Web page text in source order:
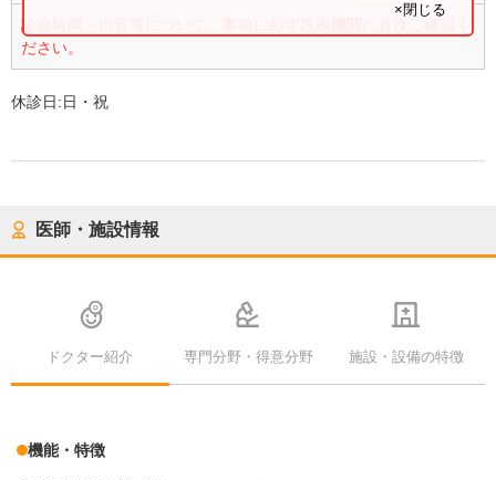
診療時間・内容等について、事前に必ず医療機関に直接ご確認く
ださい。
×閉じる
休診日:日・祝
医師・施設情報
ドクター紹介 専門分野・得意分野 施設・設備の特徴
機能・特徴